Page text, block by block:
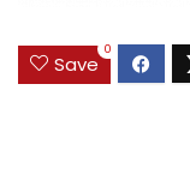
Save
0